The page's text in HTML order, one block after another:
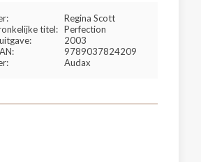
Regina Scott
titel: Perfection
2003
9789037824209
Audax